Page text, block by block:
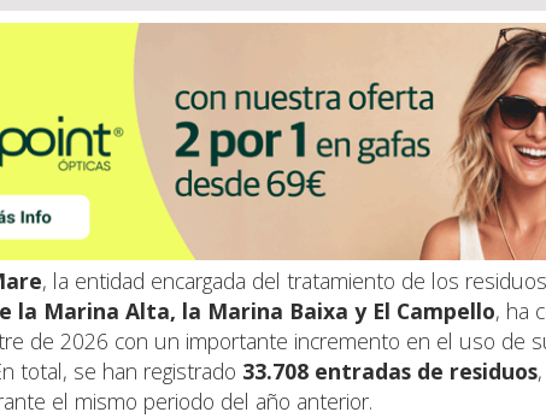
, la entidad encargada del tratamiento de los
la Marina Alta, la Marina Baixa y El Campello, ha
de 2026 con un importante incremento en el uso de
total, se han registrado 33.708 entradas de residuos
el mismo periodo del año anterior.